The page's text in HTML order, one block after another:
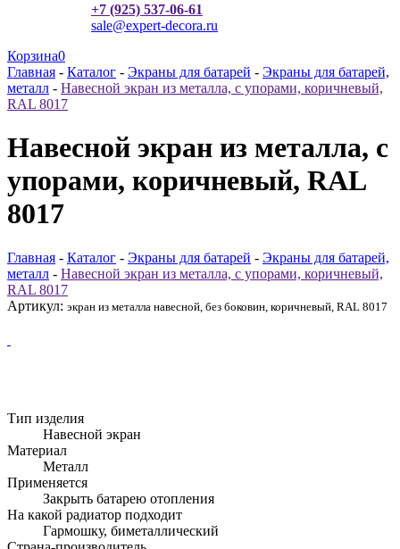
+7 (925) 537-06-61
sale@expert-decora.ru
Корзина0
Главная - Каталог - Экраны для батарей - Экраны для батарей,
металл - Навесной экран из металла, с упорами, коричневый,
RAL 8017
Навесной экран из металла, с
упорами, коричневый, RAL
8017
Главная - Каталог - Экраны для батарей - Экраны для батарей,
металл - Навесной экран из металла, с упорами, коричневый,
RAL 8017
Артикул: экран из металла навесной, без боковин, коричневый, RAL 8017
Тип изделия
Навесной экран
Материал
Металл
Применяется
Закрыть батарею отопления
На какой радиатор подходит
Гармошку, биметаллический